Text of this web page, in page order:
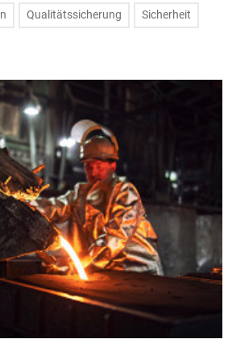
Qualitätssicherung Sicherheit